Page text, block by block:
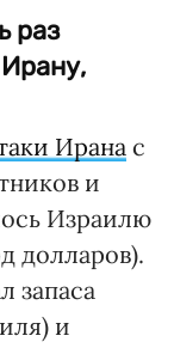
раз
Ирана с
и
Израилю
долларов).
запаса
и